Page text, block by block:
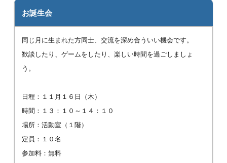
お誕生会
同じ月に生まれた方同士、交流を深め合ういい機会です。
歓談したり、ゲームをしたり、楽しい時間を過ごしましょ
う。
日程：１１月１６日（木）
時間：１３：１０～１４：１０
場所：活動室（１階）
定員：１０名
参加料：無料